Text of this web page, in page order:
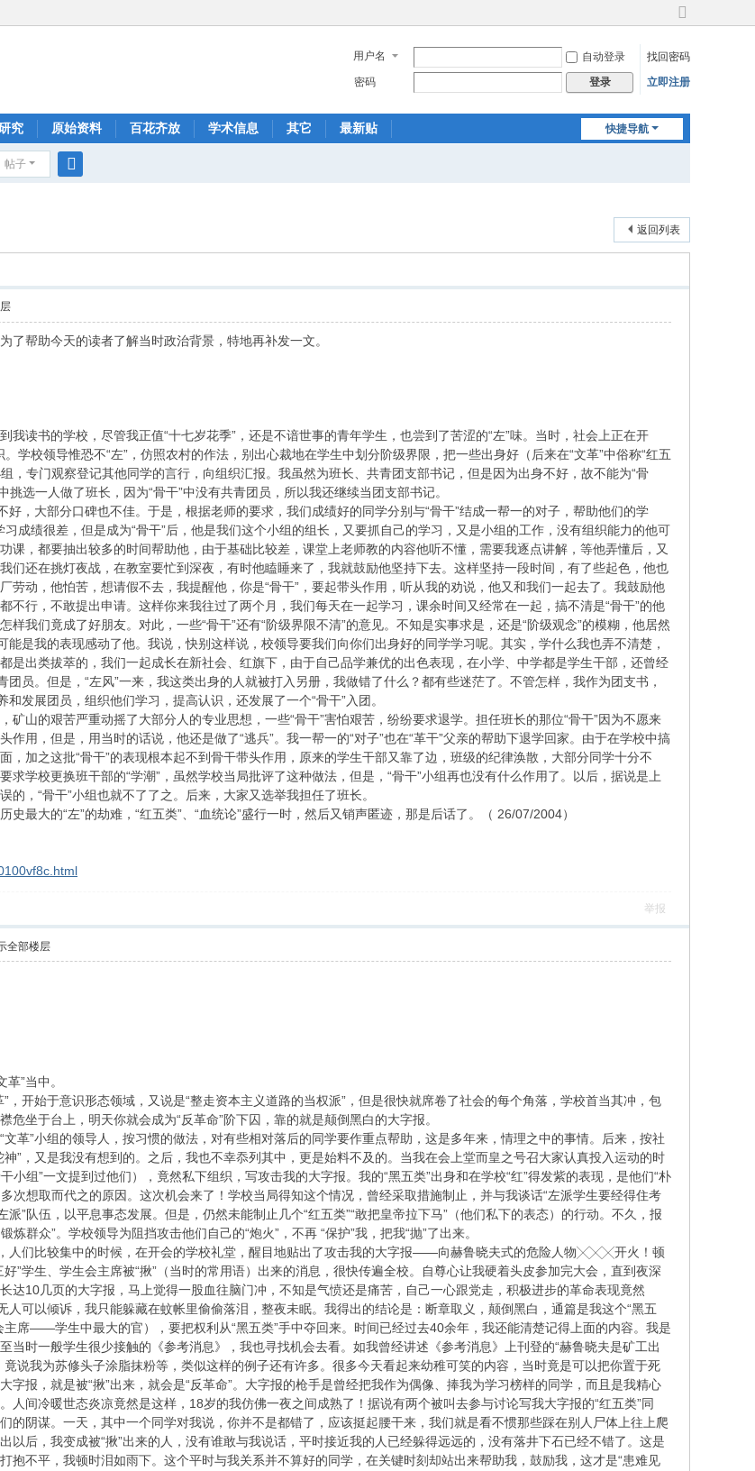
切
到
宽
用户名 自动登录
找回密码
密码
登录 立即注册
快捷导航
究 原始资料 百花齐放 学术信息 其它 最新贴
帖子
返回列表
了帮助今天的读者了解当时政治背景，特地再补发一文。
我读书的学校，尽管我正值“十七岁花季”，还是不谙世事的青年学生，也尝到了苦涩的“左”味。当时，社会上正在开
。学校领导惟恐不“左”，仿照农村的作法，别出心裁地在学生中划分阶级界限，把一些出身好（后来在“文革”中俗称“红五
，专门观察登记其他同学的言行，向组织汇报。我虽然为班长、共青团支部书记，但是因为出身不好，故不能为“骨
挑选一人做了班长，因为“骨干”中没有共青团员，所以我还继续当团支部书记。
好，大部分口碑也不佳。于是，根据老师的要求，我们成绩好的同学分别与“骨干”结成一帮一的对子，帮助他们的学
习成绩很差，但是成为“骨干”后，他是我们这个小组的组长，又要抓自己的学习，又是小组的工作，没有组织能力的他可
课，都要抽出较多的时间帮助他，由于基础比较差，课堂上老师教的内容他听不懂，需要我逐点讲解，等他弄懂后，又
们还在挑灯夜战，在教室要忙到深夜，有时他瞌睡来了，我就鼓励他坚持下去。这样坚持一段时间，有了些起色，他也
劳动，他怕苦，想请假不去，我提醒他，你是“骨干”，要起带头作用，听从我的劝说，他又和我们一起去了。我鼓励他
不行，不敢提出申请。这样你来我往过了两个月，我们每天在一起学习，课余时间又经常在一起，搞不清是“骨干”的他
样我们竟成了好朋友。对此，一些“骨干”还有“阶级界限不清”的意见。不知是实事求是，还是“阶级观念”的模糊，他居然
能是我的表现感动了他。我说，快别这样说，校领导要我们向你们出身好的同学学习呢。其实，学什么我也弄不清楚，
是出类拔萃的，我们一起成长在新社会、红旗下，由于自己品学兼优的出色表现，在小学、中学都是学生干部，还曾经
团员。但是，“左风”一来，我这类出身的人就被打入另册，我做错了什么？都有些迷茫了。不管怎样，我作为团支书，
发展团员，组织他们学习，提高认识，还发展了一个“骨干”入团。
矿山的艰苦严重动摇了大部分人的专业思想，一些“骨干”害怕艰苦，纷纷要求退学。担任班长的那位“骨干”因为不愿来
作用，但是，用当时的话说，他还是做了“逃兵”。我一帮一的“对子”也在“革干”父亲的帮助下退学回家。由于在学校中搞
，加之这批“骨干”的表现根本起不到骨干带头作用，原来的学生干部又靠了边，班级的纪律涣散，大部分同学十分不
求学校更换班干部的“学潮”，虽然学校当局批评了这种做法，但是，“骨干”小组再也没有什么作用了。以后，据说是上
，“骨干”小组也就不了了之。后来，大家又选举我担任了班长。
史最大的“左”的劫难，“红五类”、“血统论”盛行一时，然后又销声匿迹，那是后话了。（ 26/07/2004）
举报
全部楼层
”当中。
，开始于意识形态领域，又说是“整走资本主义道路的当权派”，但是很快就席卷了社会的每个角落，学校首当其冲，包
危坐于台上，明天你就会成为“反革命”阶下囚，靠的就是颠倒黑白的大字报。
革”小组的领导人，按习惯的做法，对有些相对落后的同学要作重点帮助，这是多年来，情理之中的事情。后来，按社
”，又是我没有想到的。之后，我也不幸忝列其中，更是始料不及的。当我在会上堂而皇之号召大家认真投入运动的时
小组”一文提到过他们），竟然私下组织，写攻击我的大字报。我的“黑五类”出身和在学校“红”得发紫的表现，是他们“朴
次想取而代之的原因。这次机会来了！学校当局得知这个情况，曾经采取措施制止，并与我谈话“左派学生要经得住考
派”队伍，以平息事态发展。但是，仍然未能制止几个“红五类”“敢把皇帝拉下马”（他们私下的表态）的行动。不久，报
炼群众”。学校领导为阻挡攻击他们自己的“炮火”，不再 “保护”我，把我“抛”了出来。
人们比较集中的时候，在开会的学校礼堂，醒目地贴出了攻击我的大字报——向赫鲁晓夫式的危险人物╳╳╳开火！顿
”学生、学生会主席被“揪”（当时的常用语）出来的消息，很快传遍全校。自尊心让我硬着头皮参加完大会，直到夜深
达10几页的大字报，马上觉得一股血往脑门冲，不知是气愤还是痛苦，自己一心跟党走，积极进步的革命表现竟然
人可以倾诉，我只能躲藏在蚊帐里偷偷落泪，整夜未眠。我得出的结论是：断章取义，颠倒黑白，通篇是我这个“黑五
席——学生中最大的官），要把权利从“黑五类”手中夺回来。时间已经过去40余年，我还能清楚记得上面的内容。我是
当时一般学生很少接触的《参考消息》，我也寻找机会去看。如我曾经讲述《参考消息》上刊登的“赫鲁晓夫是矿工出
说我为苏修头子涂脂抹粉等，类似这样的例子还有许多。很多今天看起来幼稚可笑的内容，当时竟是可以把你置于死
字报，就是被“揪”出来，就会是“反革命”。大字报的枪手是曾经把我作为偶像、捧我为学习榜样的同学，而且是我精心
人间冷暖世态炎凉竟然是这样，18岁的我仿佛一夜之间成熟了！据说有两个被叫去参与讨论写我大字报的“红五类”同
的阴谋。一天，其中一个同学对我说，你并不是都错了，应该挺起腰干来，我们就是看不惯那些踩在别人尸体上往上爬
以后，我变成被“揪”出来的人，没有谁敢与我说话，平时接近我的人已经躲得远远的，没有落井下石已经不错了。这是
抱不平，我顿时泪如雨下。这个平时与我关系并不算好的同学，在关键时刻却站出来帮助我，鼓励我，这才是“患难见